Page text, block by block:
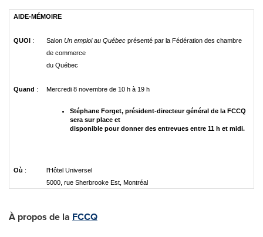
AIDE-MÉMOIRE
QUOI : Salon Un emploi au Québec présenté par la Fédération des chambre
de commerce
du Québec
Quand : Mercredi 8 novembre de 10 h à 19 h
Stéphane Forget, président-directeur général de la FCCQ
sera sur place et
disponible pour donner des entrevues entre 11 h et midi.
Où :
l'Hôtel Universel
5000, rue Sherbrooke Est, Montréal
À propos de la FCCQ